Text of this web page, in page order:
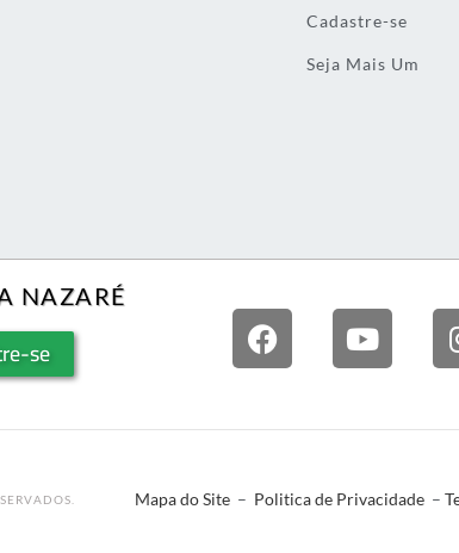
Cadastre-se
Seja Mais Um
NAZARÉ
se
Mapa do Site– Politica de Privacidade–